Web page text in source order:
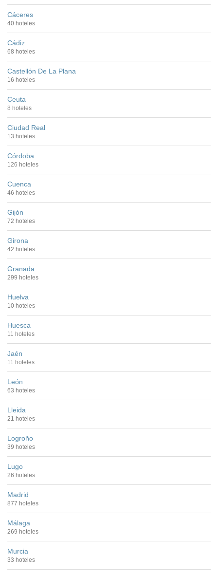
Cáceres
40 hoteles
Cádiz
68 hoteles
Castellón De La Plana
16 hoteles
Ceuta
8 hoteles
Ciudad Real
13 hoteles
Córdoba
126 hoteles
Cuenca
46 hoteles
Gijón
72 hoteles
Girona
42 hoteles
Granada
299 hoteles
Huelva
10 hoteles
Huesca
11 hoteles
Jaén
11 hoteles
León
63 hoteles
Lleida
21 hoteles
Logroño
39 hoteles
Lugo
26 hoteles
Madrid
877 hoteles
Málaga
269 hoteles
Murcia
33 hoteles